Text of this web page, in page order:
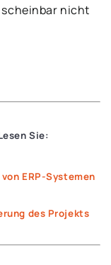
nicht
esen Sie:
ERP-Systemen
des Projekts